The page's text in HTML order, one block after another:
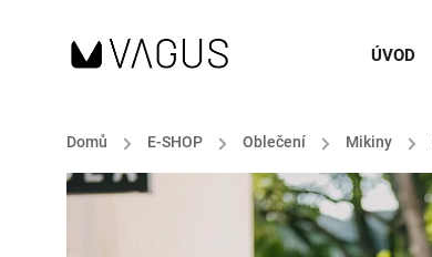
ÚVOD
Domů / E-SHOP / Oblečení / Mikiny /